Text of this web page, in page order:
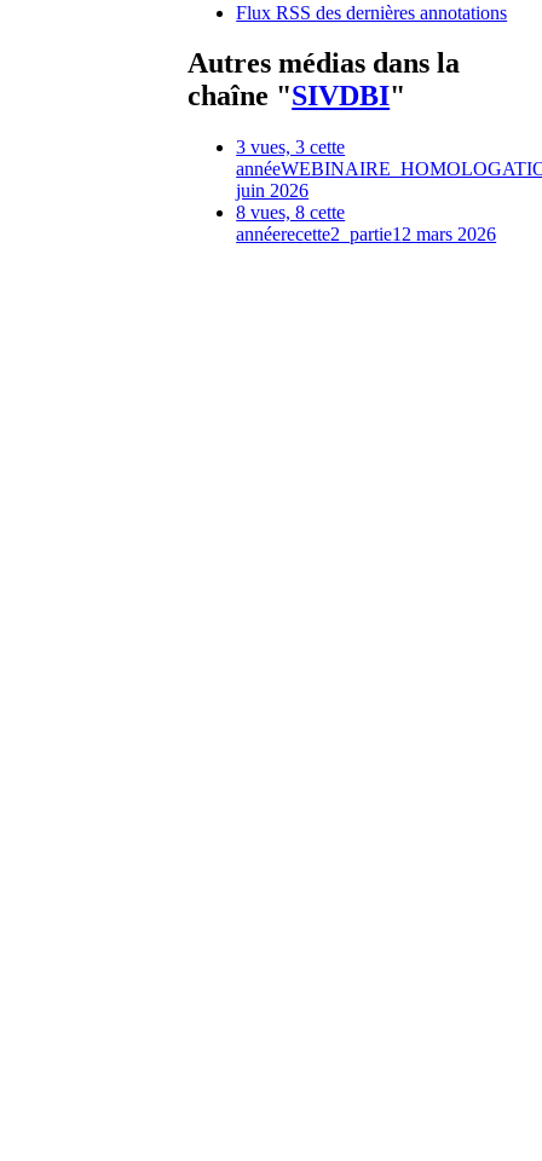
Flux RSS des dernières annotations
Autres médias dans la
chaîne "SIVDBI"
3 vues, 3 cette
année
juin 2026
8 vues, 8 cette
annéerecette2_partie1 2 mars 2026